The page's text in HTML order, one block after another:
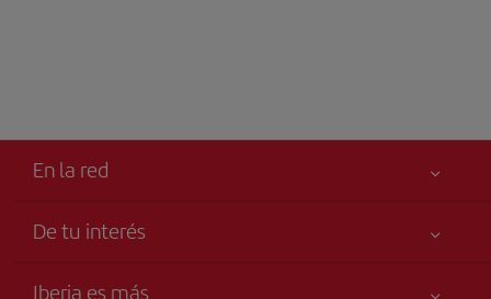
En la red
De tu interés
Iberia es más